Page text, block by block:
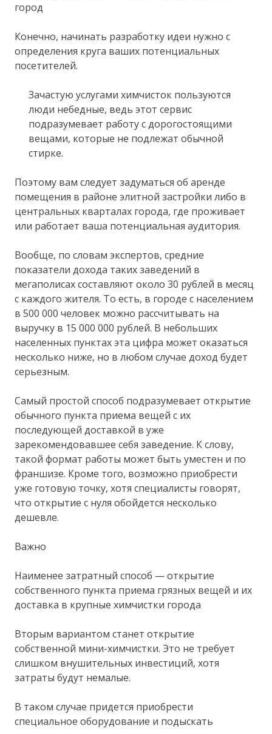
город
Конечно, начинать разработку идеи нужно с
определения круга ваших потенциальных
посетителей.
Зачастую услугами химчисток пользуются
люди небедные, ведь этот сервис
подразумевает работу с дорогостоящими
вещами, которые не подлежат обычной
стирке.
Поэтому вам следует задуматься об аренде
помещения в районе элитной застройки либо в
центральных кварталах города, где проживает
или работает ваша потенциальная аудитория.
Вообще, по словам экспертов, средние
показатели дохода таких заведений в
мегаполисах составляют около 30 рублей в месяц
с каждого жителя. То есть, в городе с населением
в 500 000 человек можно рассчитывать на
выручку в 15 000 000 рублей. В небольших
населенных пунктах эта цифра может оказаться
несколько ниже, но в любом случае доход будет
серьезным.
Самый простой способ подразумевает открытие
обычного пункта приема вещей с их
последующей доставкой в уже
зарекомендовавшее себя заведение. К слову,
такой формат работы может быть уместен и по
франшизе. Кроме того, возможно приобрести
уже готовую точку, хотя специалисты говорят,
что открытие с нуля обойдется несколько
дешевле.
Важно
Наименее затратный способ — открытие
собственного пункта приема грязных вещей и их
доставка в крупные химчистки города
Вторым вариантом станет открытие
собственной мини-химчистки. Это не требует
слишком внушительных инвестиций, хотя
затраты будут немалые.
В таком случае придется приобрести
специальное оборудование и подыскать